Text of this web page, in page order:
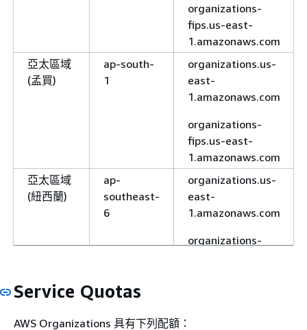
organizations-
fips.us-east-
1.amazonaws.com
亞太區域
(孟買)
ap-south-
1
organizations.us-
east-
1.amazonaws.com
organizations-
fips.us-east-
1.amazonaws.com
亞太區域
(紐西蘭)
ap-
southeast-
6
organizations.us-
east-
1.amazonaws.com
organizations-
亞太區域
ap-
Service Quotas
AWS Organizations 具有下列配額：